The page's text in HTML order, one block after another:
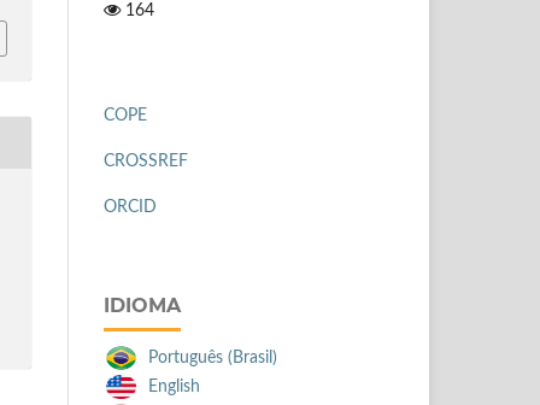
164
COPE
CROSSREF
ORCID
IDIOMA
Português (Brasil)
English